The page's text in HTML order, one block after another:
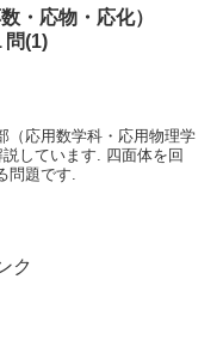
・応物・応化）
問(1)
（応用数学科・応用物理学
しています. 四面体を回
問題です.
ク